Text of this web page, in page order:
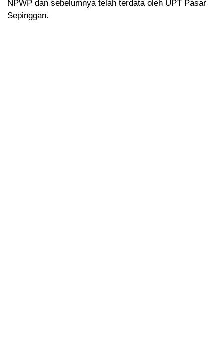
NPWP dan sebelumnya telah terdata oleh UPT Pasar
Sepinggan.